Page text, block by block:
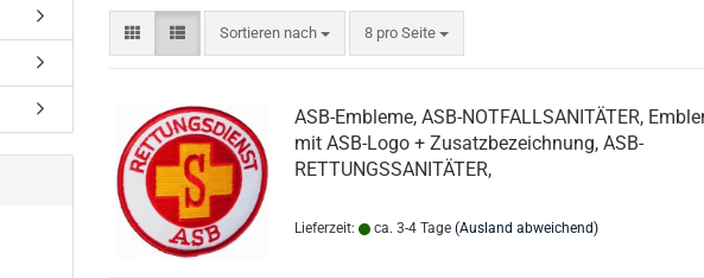
Sortieren nach
Sortieren nach 8 pro Seite
pro Seite
ASB-Embleme, ASB-NOTFALLSANITÄTER,
mit ASB-Logo + Zusatzbezeichnung, ASB-
RETTUNGSSANITÄTER,
Lieferzeit: ca. 3-4 Tage (Ausland abweichend)